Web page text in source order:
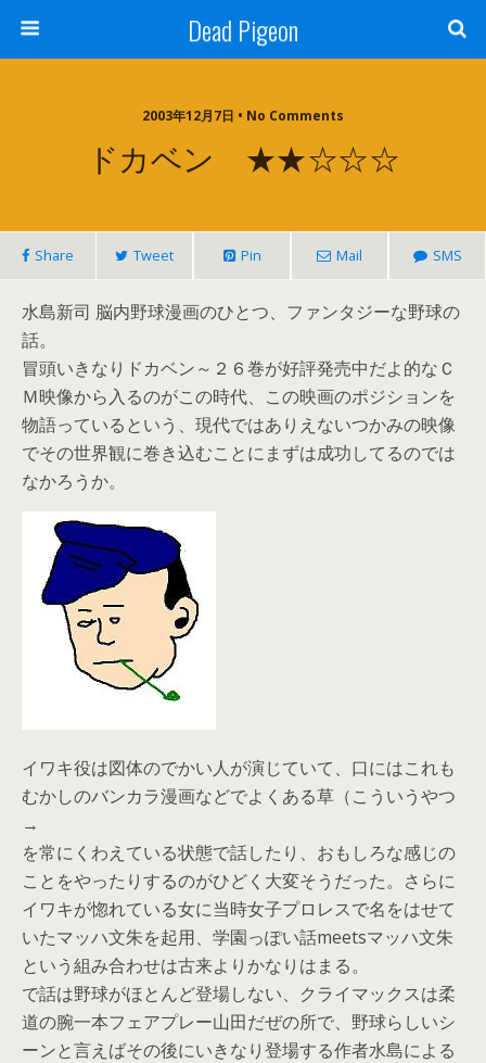
Dead Pigeon
2003年12月7日 • No Comments
ドカベン ★★☆☆☆
Share Tweet Pin Mail SMS
水島新司 脳内野球漫画のひとつ、ファンタジーな野球の
話。
冒頭いきなりドカベン～２６巻が好評発売中だよ的なＣ
Ｍ映像から入るのがこの時代、この映画のポジションを
物語っているという、現代ではありえないつかみの映像
でその世界観に巻き込むことにまずは成功してるのでは
なかろうか。
イワキ役は図体のでかい人が演じていて、口にはこれも
むかしのバンカラ漫画などでよくある草（こういうやつ
→
を常にくわえている状態で話したり、おもしろな感じの
ことをやったりするのがひどく大変そうだった。さらに
イワキが惚れている女に当時女子プロレスで名をはせて
いたマッハ文朱を起用、学園っぽい話meetsマッハ文朱
という組み合わせは古来よりかなりはまる。
で話は野球がほとんど登場しない、クライマックスは柔
道の腕一本フェアプレー山田だぜの所で、野球らしいシ
ーンと言えばその後にいきなり登場する作者水島による